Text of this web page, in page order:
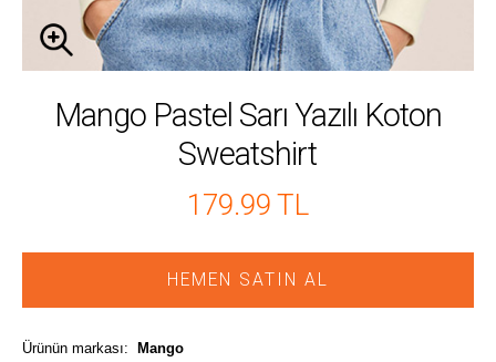
Mango Pastel Sarı Yazılı Koton
Sweatshirt
179.99 TL
HEMEN SATIN AL
Ürünün markası:
Mango